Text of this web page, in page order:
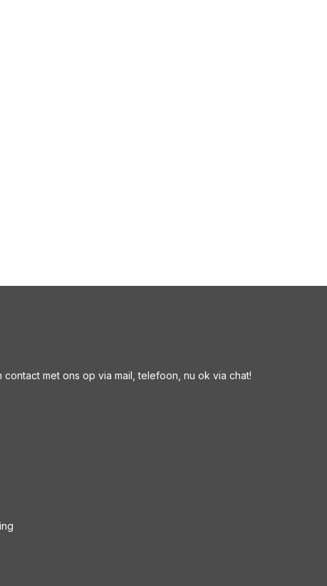
met ons op via mail, telefoon, nu ok via chat!